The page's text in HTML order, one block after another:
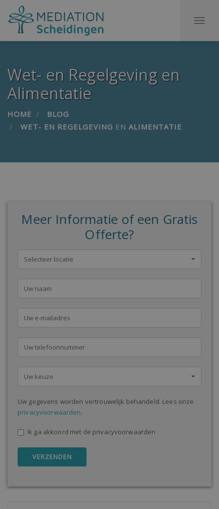
Wet- en Regelgeving en
Alimentatie
HOME
BLOG
WET- EN REGELGEVING EN ALIMENTATIE
Meer Informatie of een Gratis
Offerte?
Selecteer locatie
Uw keuze
Uw gegevens worden vertrouwelijk behandeld. Lees onze
privacyvoorwaarden.
Ik ga akkoord met de privacyvoorwaarden
VERZENDEN